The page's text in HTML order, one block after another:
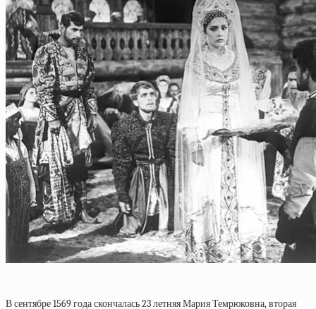
В сентябре 1569 года скончалась 23 летняя Мария Темрюковна, вторая